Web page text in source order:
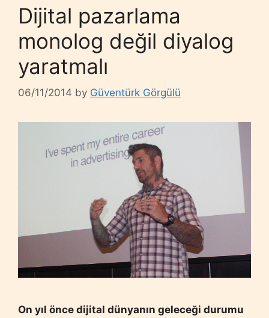
Dijital pazarlama
monolog değil diyalog
yaratmalı
06/11/2014 by Güventürk Görgülü
On yıl önce dijital dünyanın geleceği durumu